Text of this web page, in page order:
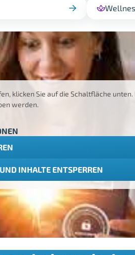
klicken Sie auf die Schaltfläche
werden.
INHALTE ENTSPERREN